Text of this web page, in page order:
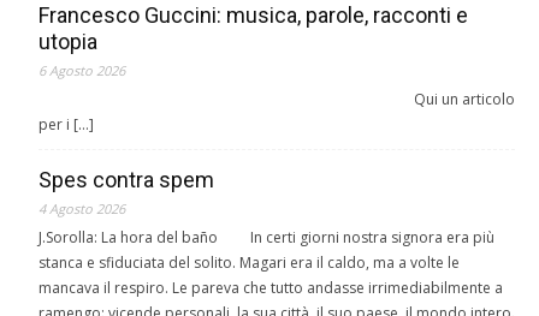
Francesco Guccini: musica, parole, racconti e
utopia
6 Agosto 2026
Qui un articolo
per i […]
Spes contra spem
4 Agosto 2026
J.Sorolla: La hora del baño In certi giorni nostra signora era più
stanca e sfiduciata del solito. Magari era il caldo, ma a volte le
mancava il respiro. Le pareva che tutto andasse irrimediabilmente a